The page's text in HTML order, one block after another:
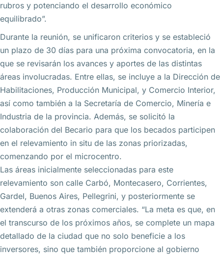
rubros y potenciando el desarrollo económico
equilibrado”.
Durante la reunión, se unificaron criterios y se estableció
un plazo de 30 días para una próxima convocatoria, en la
que se revisarán los avances y aportes de las distintas
áreas involucradas. Entre ellas, se incluye a la Dirección de
Habilitaciones, Producción Municipal, y Comercio Interior,
así como también a la Secretaría de Comercio, Minería e
Industria de la provincia. Además, se solicitó la
colaboración del Becario para que los becados participen
en el relevamiento in situ de las zonas priorizadas,
comenzando por el microcentro.
Las áreas inicialmente seleccionadas para este
relevamiento son calle Carbó, Montecasero, Corrientes,
Gardel, Buenos Aires, Pellegrini, y posteriormente se
extenderá a otras zonas comerciales. “La meta es que, en
el transcurso de los próximos años, se complete un mapa
detallado de la ciudad que no solo beneficie a los
inversores, sino que también proporcione al gobierno